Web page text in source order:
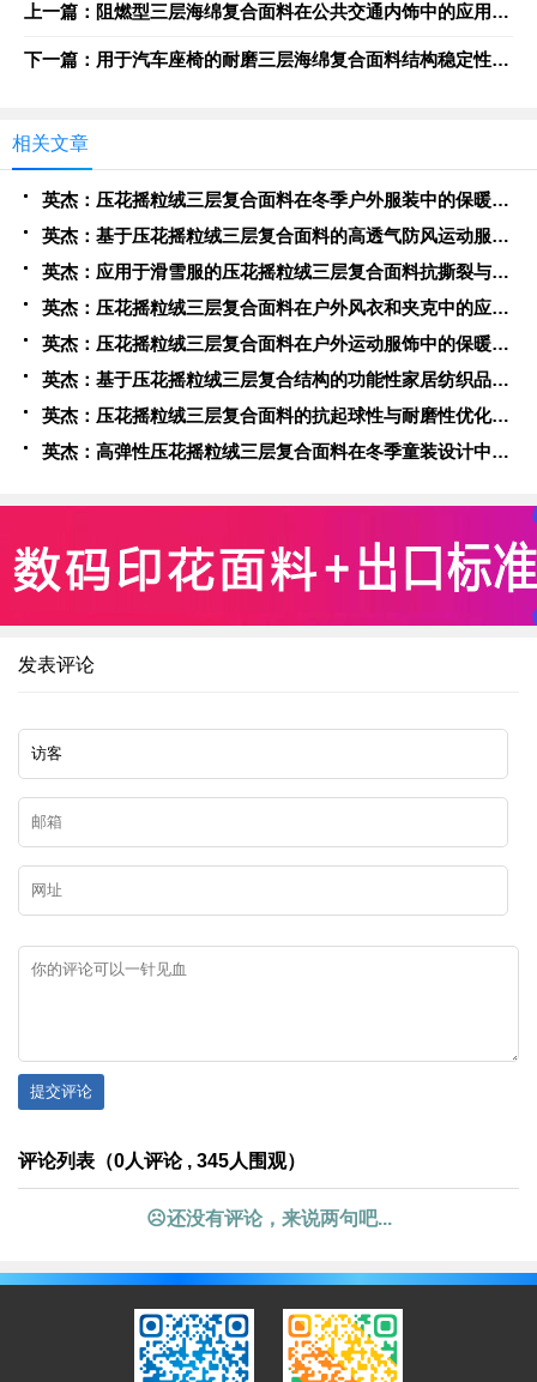
上一篇：阻燃型三层海绵复合面料在公共交通内饰中的应用验证
下一篇：用于汽车座椅的耐磨三层海绵复合面料结构稳定性测试
相关文章
英杰：压花摇粒绒三层复合面料在冬季户外服装中的保暖性能优化研究
英杰：基于压花摇粒绒三层复合面料的高透气防风运动服饰开发
英杰：应用于滑雪服的压花摇粒绒三层复合面料抗撕裂与耐磨性提升技术
英杰：压花摇粒绒三层复合面料在户外风衣和夹克中的应用与性能
英杰：压花摇粒绒三层复合面料在户外运动服饰中的保暖与透气性能研究
英杰：基于压花摇粒绒三层复合结构的功能性家居纺织品开发与应用
英杰：压花摇粒绒三层复合面料的抗起球性与耐磨性优化技术分析
英杰：高弹性压花摇粒绒三层复合面料在冬季童装设计中的应用实践
发表评论
提交评论
评论列表（0人评论 , 345人围观）
☹还没有评论，来说两句吧...